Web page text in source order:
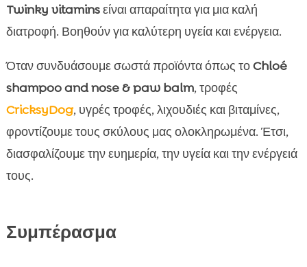
Twinky vitaminsείναι απαραίτητα για μια καλή
διατροφή. Βοηθούν για καλύτερη υγεία και ενέργεια.
Όταν συνδυάσουμε σωστά προϊόντα όπως τοChloé
shampoo and nose & paw balm, τροφές
CricksyDog, υγρές τροφές, λιχουδιές και βιταμίνες,
φροντίζουμε τους σκύλους μας ολοκληρωμένα. Έτσι,
διασφαλίζουμε την ευημερία, την υγεία και την ενέργειά
τους.
Συμπέρασμα